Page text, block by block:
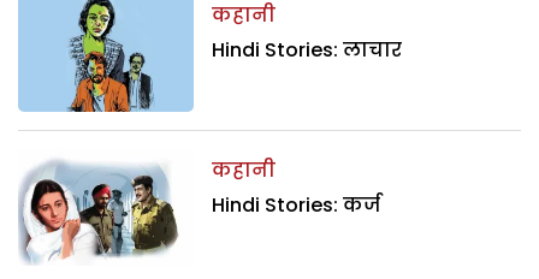
कहानी
Hindi Stories: लाचार
कहानी
Hindi Stories: कर्ज